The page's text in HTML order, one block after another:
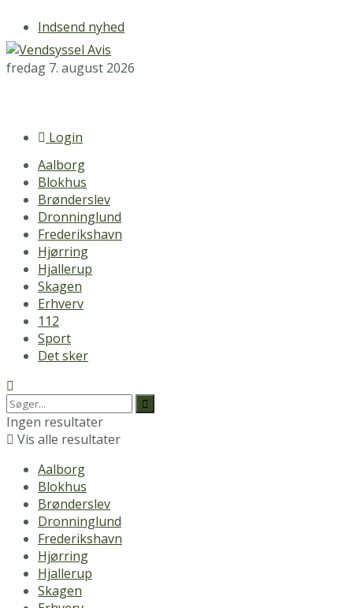
Indsend nyhed
fredag 7. august 2026
Login
Aalborg
Blokhus
Brønderslev
Dronninglund
Frederikshavn
Hjørring
Hjallerup
Skagen
Erhverv
112
Sport
Det sker
Ingen resultater
Vis alle resultater
Aalborg
Blokhus
Brønderslev
Dronninglund
Frederikshavn
Hjørring
Hjallerup
Skagen